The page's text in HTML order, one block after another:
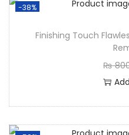
-38%
Finishing Touch
₨